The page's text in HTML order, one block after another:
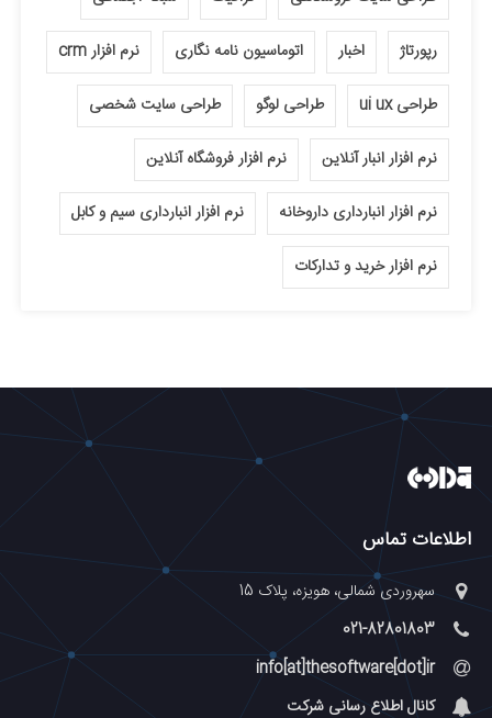
رپورتاژ اخبار اتوماسیون نامه نگاری نرم افزار crm
طراحی ui ux طراحی لوگو طراحی سایت شخصی
نرم افزار انبار آنلاین نرم افزار فروشگاه آنلاین
نرم افزار انبارداری داروخانه نرم افزار انبارداری سیم و کابل
نرم افزار خرید و تدارکات
اطلاعات تماس
سهروردی شمالی، هویزه، پلاک 15
021-82801803
info[at]thesoftware[dot]ir
کانال اطلاع رسانی شرکت